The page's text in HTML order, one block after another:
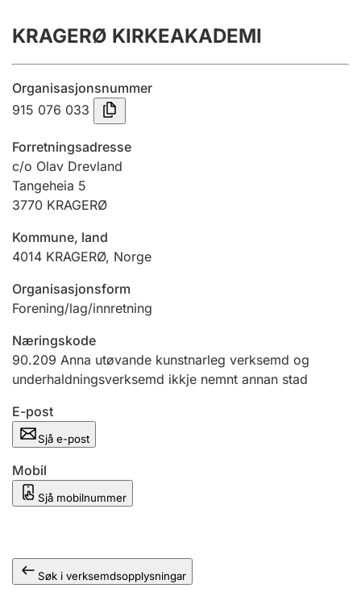
Årsrekneskap
Innsending og forseinkingsgebyr
Tinglysing
Jeger
Betaling og jegeravgiftskort
Ektepaktrettleiaren
KRAGERØ KIRKEAKADEMI
Organisasjonsnummer
915 076 033
Forretningsadresse
c/o Olav Drevland
Tangeheia 5
3770 KRAGERØ
Kommune, land
4014 KRAGERØ, Norge
Organisasjonsform
Forening/lag/innretning
Næringskode
90.209 Anna utøvande kunstnarleg verksemd og
underhaldningsverksemd ikkje nemnt annan stad
E-post
Sjå e-post
Mobil
Sjå mobilnummer
Søk i verksemdsopplysningar